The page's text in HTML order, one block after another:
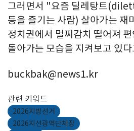
그러면서 "요즘 딜레탕트
등을 즐기는 사람) 살아가는 재
정치권에서 멀찌감치 떨어져
돌아가는 모습을 지켜보고 있
buckbak@news1.kr
관련 키워드
2026지방선거
2026지선광역단체장